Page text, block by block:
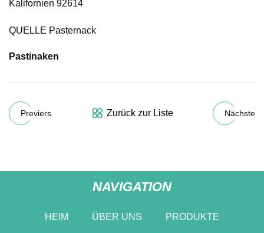
Kalifornien 92614
QUELLE Pasternack
Pastinaken
Previers Zurück zur Liste Nächste
NAVIGATION
HEIM ÜBER UNS PRODUKTE